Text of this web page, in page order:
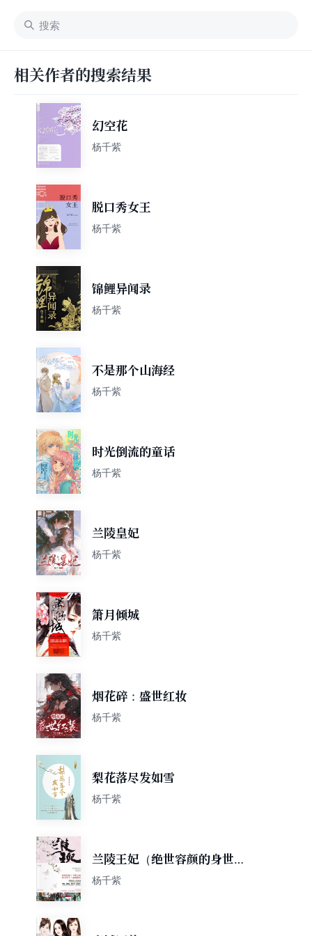
相关作者的搜索结果
幻空花
杨千紫
脱口秀女王
杨千紫
锦鲤异闻录
杨千紫
不是那个山海经
杨千紫
时光倒流的童话
杨千紫
兰陵皇妃
杨千紫
箫月倾城
杨千紫
烟花碎：盛世红妆
杨千紫
梨花落尽发如雪
杨千紫
兰陵王妃（绝世容颜的身世之
谜）
杨千紫